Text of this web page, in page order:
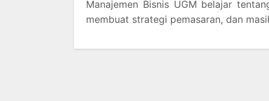
Manajemen Bisnis UGM belajar
membuat strategi pemasaran, dan